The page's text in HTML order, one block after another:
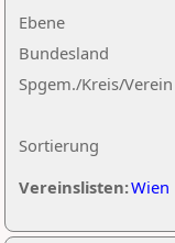
Ebene
Sortierung
Bundesland
Spgem./Kreis/Verein
Vereinslisten:Wien